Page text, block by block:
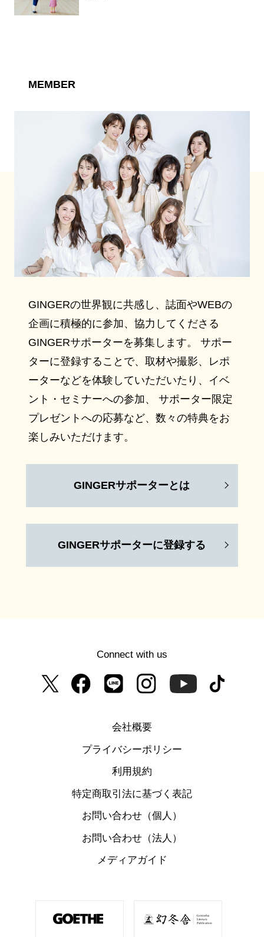
MEMBER
GINGERの世界観に共感し、誌面やWEBの
企画に積極的に参加、協力してくださる
GINGERサポーターを募集します。 サポー
ターに登録することで、取材や撮影、レポ
ーターなどを体験していただいたり、イベ
ント・セミナーへの参加、 サポーター限定
プレゼントへの応募など、数々の特典をお
楽しみいただけます。
GINGERサポーターとは
GINGERサポーターに登録する
Connect with us
会社概要
プライバシーポリシー
利用規約
特定商取引法に基づく表記
お問い合わせ（個人）
お問い合わせ（法人）
メディアガイド